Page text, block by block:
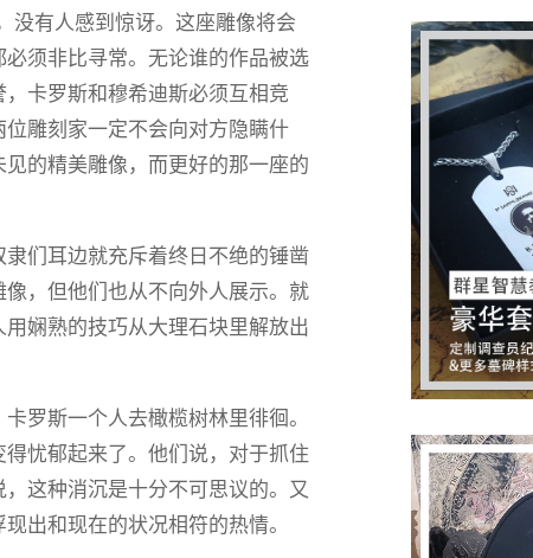
没有人感到惊讶。这座雕像将会
须非比寻常。无论谁的作品被选
卡罗斯和穆希迪斯必须互相竞
雕刻家一定不会向对方隐瞒什
的精美雕像，而更好的那一座的
们耳边就充斥着终日不绝的锤凿
，但他们也从不向外人展示。就
娴熟的技巧从大理石块里解放出
罗斯一个人去橄榄树林里徘徊。
忧郁起来了。他们说，对于抓住
这种消沉是十分不可思议的。又
出和现在的状况相符的热情。